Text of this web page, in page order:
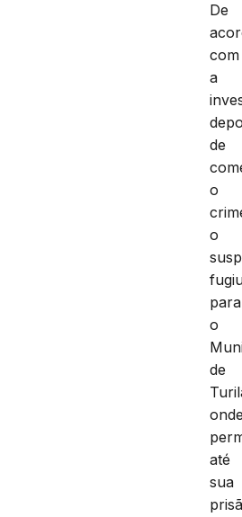
De
com
a
de
o
o
para
o
de
até
sua